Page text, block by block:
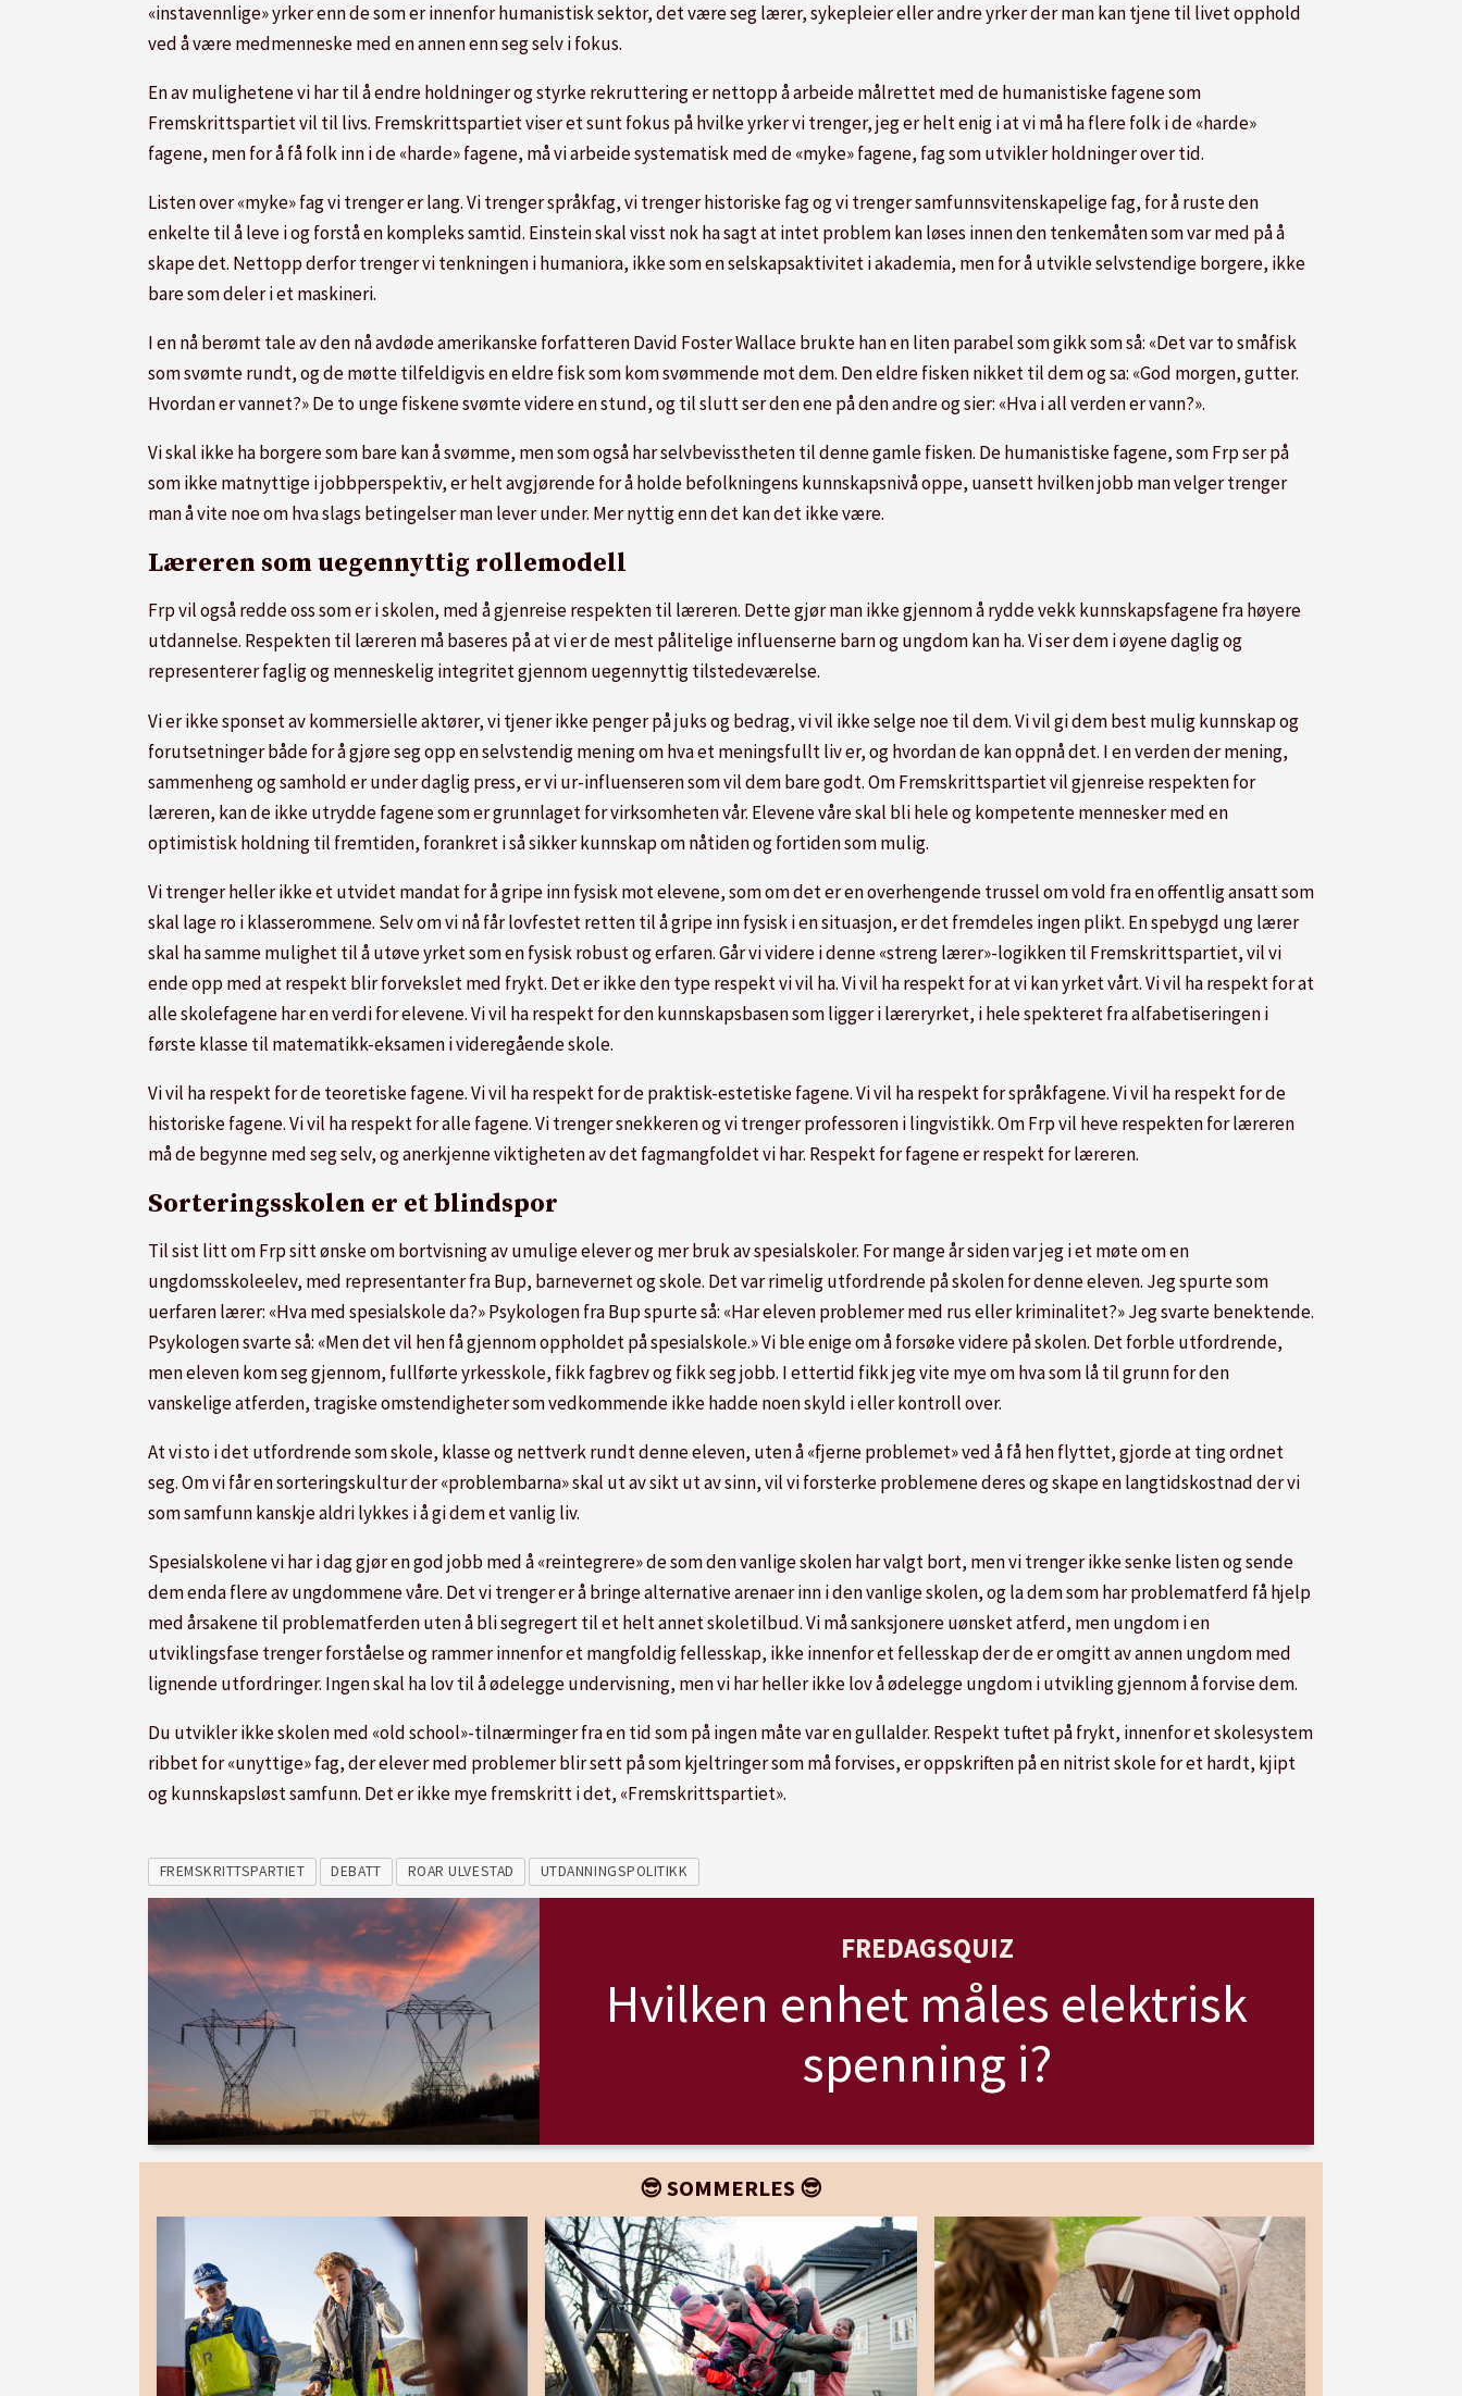
«instavennlige» yrker enn de som er innenfor humanistisk sektor, det være seg lærer, sykepleier eller andre yrker der man kan tjene til livet opphold
ved å være medmenneske med en annen enn seg selv i fokus.
En av mulighetene vi har til å endre holdninger og styrke rekruttering er nettopp å arbeide målrettet med de humanistiske fagene som
Fremskrittspartiet vil til livs. Fremskrittspartiet viser et sunt fokus på hvilke yrker vi trenger, jeg er helt enig i at vi må ha flere folk i de «harde»
fagene, men for å få folk inn i de «harde» fagene, må vi arbeide systematisk med de «myke» fagene, fag som utvikler holdninger over tid.
Listen over «myke» fag vi trenger er lang. Vi trenger språkfag, vi trenger historiske fag og vi trenger samfunnsvitenskapelige fag, for å ruste den
enkelte til å leve i og forstå en kompleks samtid. Einstein skal visst nok ha sagt at intet problem kan løses innen den tenkemåten som var med på å
skape det. Nettopp derfor trenger vi tenkningen i humaniora, ikke som en selskapsaktivitet i akademia, men for å utvikle selvstendige borgere, ikke
bare som deler i et maskineri.
I en nå berømt tale av den nå avdøde amerikanske forfatteren David Foster Wallace brukte han en liten parabel som gikk som så: «Det var to småfisk
som svømte rundt, og de møtte tilfeldigvis en eldre fisk som kom svømmende mot dem. Den eldre fisken nikket til dem og sa: «God morgen, gutter.
Hvordan er vannet?» De to unge fiskene svømte videre en stund, og til slutt ser den ene på den andre og sier: «Hva i all verden er vann?».
Vi skal ikke ha borgere som bare kan å svømme, men som også har selvbevisstheten til denne gamle fisken. De humanistiske fagene, som Frp ser på
som ikke matnyttige i jobbperspektiv, er helt avgjørende for å holde befolkningens kunnskapsnivå oppe, uansett hvilken jobb man velger trenger
man å vite noe om hva slags betingelser man lever under. Mer nyttig enn det kan det ikke være.
Læreren som uegennyttig rollemodell
Frp vil også redde oss som er i skolen, med å gjenreise respekten til læreren. Dette gjør man ikke gjennom å rydde vekk kunnskapsfagene fra høyere
utdannelse. Respekten til læreren må baseres på at vi er de mest pålitelige influenserne barn og ungdom kan ha. Vi ser dem i øyene daglig og
representerer faglig og menneskelig integritet gjennom uegennyttig tilstedeværelse.
Vi er ikke sponset av kommersielle aktører, vi tjener ikke penger på juks og bedrag, vi vil ikke selge noe til dem. Vi vil gi dem best mulig kunnskap og
forutsetninger både for å gjøre seg opp en selvstendig mening om hva et meningsfullt liv er, og hvordan de kan oppnå det. I en verden der mening,
sammenheng og samhold er under daglig press, er vi ur-influenseren som vil dem bare godt. Om Fremskrittspartiet vil gjenreise respekten for
læreren, kan de ikke utrydde fagene som er grunnlaget for virksomheten vår. Elevene våre skal bli hele og kompetente mennesker med en
optimistisk holdning til fremtiden, forankret i så sikker kunnskap om nåtiden og fortiden som mulig.
Vi trenger heller ikke et utvidet mandat for å gripe inn fysisk mot elevene, som om det er en overhengende trussel om vold fra en offentlig ansatt som
skal lage ro i klasserommene. Selv om vi nå får lovfestet retten til å gripe inn fysisk i en situasjon, er det fremdeles ingen plikt. En spebygd ung lærer
skal ha samme mulighet til å utøve yrket som en fysisk robust og erfaren. Går vi videre i denne «streng lærer»-logikken til Fremskrittspartiet, vil vi
ende opp med at respekt blir forvekslet med frykt. Det er ikke den type respekt vi vil ha. Vi vil ha respekt for at vi kan yrket vårt. Vi vil ha respekt for at
alle skolefagene har en verdi for elevene. Vi vil ha respekt for den kunnskapsbasen som ligger i læreryrket, i hele spekteret fra alfabetiseringen i
første klasse til matematikk-eksamen i videregående skole.
Vi vil ha respekt for de teoretiske fagene. Vi vil ha respekt for de praktisk-estetiske fagene. Vi vil ha respekt for språkfagene. Vi vil ha respekt for de
historiske fagene. Vi vil ha respekt for alle fagene. Vi trenger snekkeren og vi trenger professoren i lingvistikk. Om Frp vil heve respekten for læreren
må de begynne med seg selv, og anerkjenne viktigheten av det fagmangfoldet vi har. Respekt for fagene er respekt for læreren.
Sorteringsskolen er et blindspor
Til sist litt om Frp sitt ønske om bortvisning av umulige elever og mer bruk av spesialskoler. For mange år siden var jeg i et møte om en
ungdomsskoleelev, med representanter fra Bup, barnevernet og skole. Det var rimelig utfordrende på skolen for denne eleven. Jeg spurte som
uerfaren lærer: «Hva med spesialskole da?» Psykologen fra Bup spurte så: «Har eleven problemer med rus eller kriminalitet?» Jeg svarte benektende.
Psykologen svarte så: «Men det vil hen få gjennom oppholdet på spesialskole.» Vi ble enige om å forsøke videre på skolen. Det forble utfordrende,
men eleven kom seg gjennom, fullførte yrkesskole, fikk fagbrev og fikk seg jobb. I ettertid fikk jeg vite mye om hva som lå til grunn for den
vanskelige atferden, tragiske omstendigheter som vedkommende ikke hadde noen skyld i eller kontroll over.
At vi sto i det utfordrende som skole, klasse og nettverk rundt denne eleven, uten å «fjerne problemet» ved å få hen flyttet, gjorde at ting ordnet
seg. Om vi får en sorteringskultur der «problembarna» skal ut av sikt ut av sinn, vil vi forsterke problemene deres og skape en langtidskostnad der vi
som samfunn kanskje aldri lykkes i å gi dem et vanlig liv.
Spesialskolene vi har i dag gjør en god jobb med å «reintegrere» de som den vanlige skolen har valgt bort, men vi trenger ikke senke listen og sende
dem enda flere av ungdommene våre. Det vi trenger er å bringe alternative arenaer inn i den vanlige skolen, og la dem som har problematferd få hjelp
med årsakene til problematferden uten å bli segregert til et helt annet skoletilbud. Vi må sanksjonere uønsket atferd, men ungdom i en
utviklingsfase trenger forståelse og rammer innenfor et mangfoldig fellesskap, ikke innenfor et fellesskap der de er omgitt av annen ungdom med
lignende utfordringer. Ingen skal ha lov til å ødelegge undervisning, men vi har heller ikke lov å ødelegge ungdom i utvikling gjennom å forvise dem.
Du utvikler ikke skolen med «old school»-tilnærminger fra en tid som på ingen måte var en gullalder. Respekt tuftet på frykt, innenfor et skolesystem
ribbet for «unyttige» fag, der elever med problemer blir sett på som kjeltringer som må forvises, er oppskriften på en nitrist skole for et hardt, kjipt
og kunnskapsløst samfunn. Det er ikke mye fremskritt i det, «Fremskrittspartiet».
FREMSKRITTSPARTIET DEBATT ROAR ULVESTAD UTDANNINGSPOLITIKK
FREDAGSQUIZ
Hvilken enhet måles elektrisk
spenning i?
😎 SOMMERLES 😎